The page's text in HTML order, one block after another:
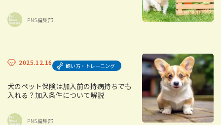
PNS編集部
2025.12.16 飼い方・トレーニング
犬のペット保険は加入前の持病持ちでも
入れる？加入条件について解説
PNS編集部